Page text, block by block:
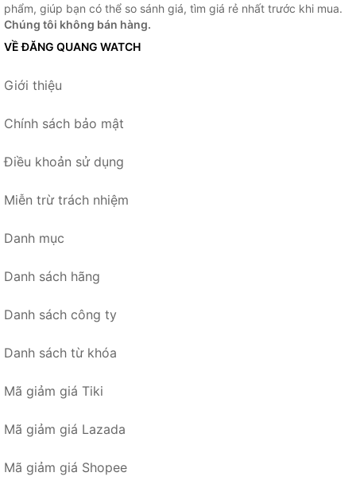
phẩm, giúp bạn có thể so sánh giá, tìm giá rẻ nhất trước khi mua.
Chúng tôi không bán hàng.
VỀ ĐĂNG QUANG WATCH
Giới thiệu
Chính sách bảo mật
Điều khoản sử dụng
Miễn trừ trách nhiệm
Danh mục
Danh sách hãng
Danh sách công ty
Danh sách từ khóa
Mã giảm giá Tiki
Mã giảm giá Lazada
Mã giảm giá Shopee